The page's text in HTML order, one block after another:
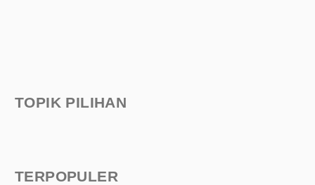
TOPIK PILIHAN
TERPOPULER